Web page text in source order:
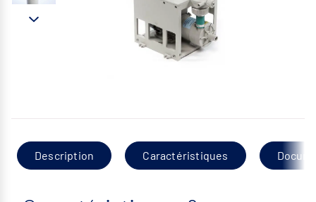
Description Caractéristiques